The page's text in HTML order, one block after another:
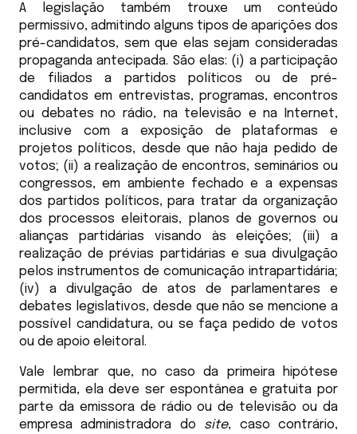
A legislação também trouxe um conteúdo
permissivo, admitindo alguns tipos de aparições dos
pré-candidatos, sem que elas sejam consideradas
propaganda antecipada. São elas: (i) a participação
de filiados a partidos políticos ou de pré-
candidatos em entrevistas, programas, encontros
ou debates no rádio, na televisão e na Internet,
inclusive com a exposição de plataformas e
projetos políticos, desde que não haja pedido de
votos; (ii) a realização de encontros, seminários ou
congressos, em ambiente fechado e a expensas
dos partidos políticos, para tratar da organização
dos processos eleitorais, planos de governos ou
alianças partidárias visando às eleições; (iii) a
realização de prévias partidárias e sua divulgação
pelos instrumentos de comunicação intrapartidária;
(iv) a divulgação de atos de parlamentares e
debates legislativos, desde que não se mencione a
possível candidatura, ou se faça pedido de votos
ou de apoio eleitoral.
Vale lembrar que, no caso da primeira hipótese
permitida, ela deve ser espontânea e gratuita por
parte da emissora de rádio ou de televisão ou da
empresa administradora do site, caso contrário,